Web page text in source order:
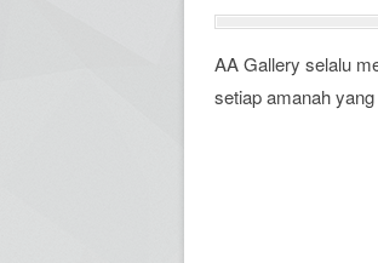
AA Gallery selalu
setiap amanah